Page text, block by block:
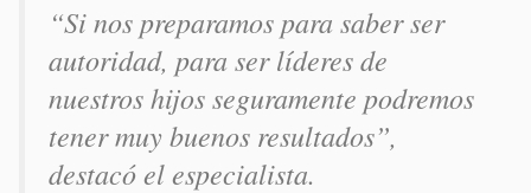
“Si nos preparamos para saber ser
autoridad, para ser líderes de
nuestros hijos seguramente podremos
tener muy buenos resultados”,
destacó el especialista.